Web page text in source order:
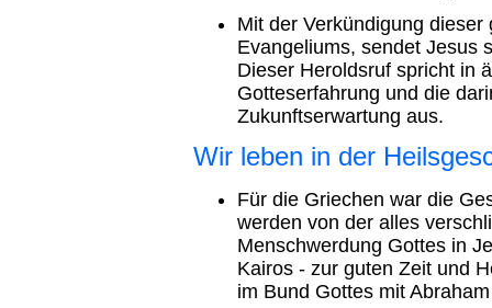
Mit der Verkündigung
Evangeliums, sendet Jesus
Dieser Heroldsruf spricht in
Gotteserfahrung und die
Zukunftserwartung aus.
Wir leben in der
Für die Griechen war die
werden von der alles
Menschwerdung Gottes in
Kairos - zur guten Zeit und
im Bund Gottes mit